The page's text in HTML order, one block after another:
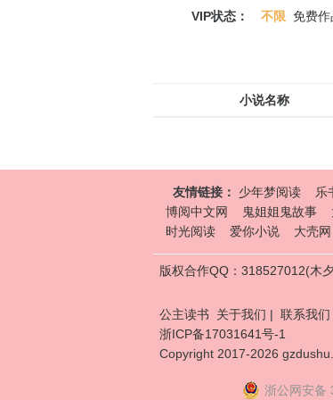
VIP状态： 不限 免费作
小说名称
友情链接： 少年梦阅读 乐
博阅中文网
鬼姐姐鬼故事
时光阅读
爱你小说 大壳网
版权合作QQ：318527012(木
公主读书 关于我们 | 联系我们
浙ICP备17031641号-1
Copyright 2017-2026
浙公网安备